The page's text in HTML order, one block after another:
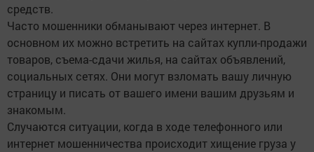
средств.
Часто мошенники обманывают через интернет. В
основном их можно встретить на сайтах купли-продажи
товаров, съема-сдачи жилья, на сайтах объявлений,
социальных сетях. Они могут взломать вашу личную
страницу и писать от вашего имени вашим друзьям и
знакомым.
Случаются ситуации, когда в ходе телефонного или
интернет мошенничества происходит хищение груза у